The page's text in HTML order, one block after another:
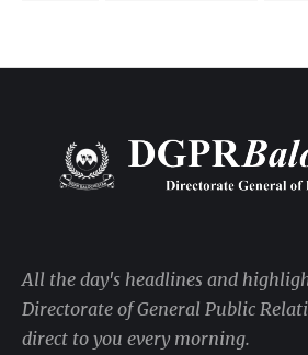
All the day's headlines and
Directorate of General Public
direct to you every morning.